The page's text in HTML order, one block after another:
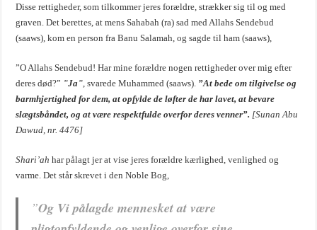
Disse rettigheder, som tilkommer jeres forældre, strækker sig til og med
graven. Det berettes, at mens Sahabah (ra) sad med Allahs Sendebud
(saaws), kom en person fra Banu Salamah, og sagde til ham (saaws),
”O Allahs Sendebud! Har mine forældre nogen rettigheder over mig efter
deres død?” ”Ja ” , svarede Muhammed (saaws). ”At bede om tilgivelse og
barmhjertighed for dem, at opfylde de løfter de har lavet, at bevare
slægtsbåndet, og at være respektfulde overfor deres venner”. [Sunan Abu
Dawud, nr. 4476]
Shari’ah har pålagt jer at vise jeres forældre kærlighed, venlighed og
varme. Det står skrevet i den Noble Bog,
”Og Vi pålagde mennesket at være